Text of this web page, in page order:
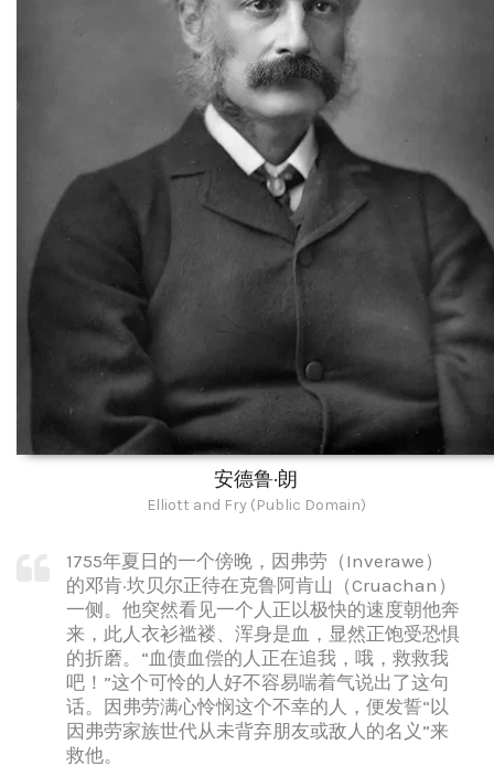
安德鲁·朗
Elliott and Fry (Public Domain)
1755年夏日的一个傍晚，因弗劳（Inverawe）
的邓肯·坎贝尔正待在克鲁阿肯山（Cruachan）
一侧。他突然看见一个人正以极快的速度朝他奔
来，此人衣衫褴褛、浑身是血，显然正饱受恐惧
的折磨。“血债血偿的人正在追我，哦，救救我
吧！”这个可怜的人好不容易喘着气说出了这句
话。因弗劳满心怜悯这个不幸的人，便发誓“以
因弗劳家族世代从未背弃朋友或敌人的名义”来
救他。